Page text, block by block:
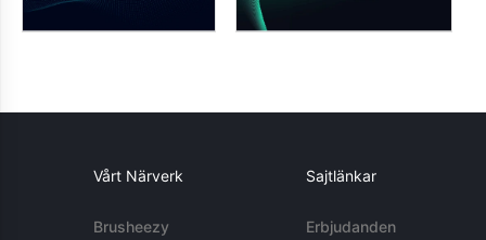
Vårt Närverk
Brusheezy
Sajtlänkar
Erbjudanden